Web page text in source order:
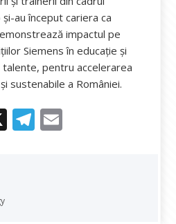
au început cariera ca
impactul pe
Siemens în educație și
pentru accelerarea
sustenabile a României.
X T